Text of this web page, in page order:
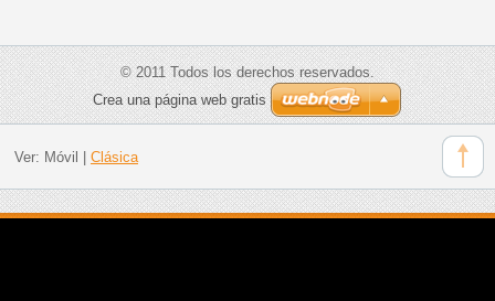
© 2011 Todos los derechos reservados.
Crea una página web gratis
Ver: Móvil Clásica